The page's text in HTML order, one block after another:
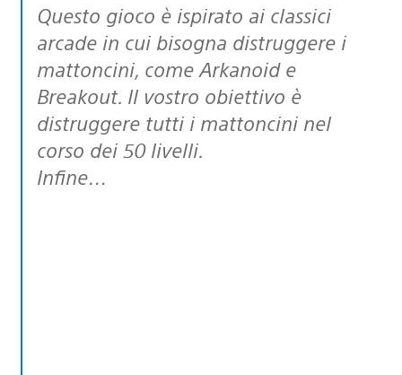
Questo gioco è ispirato ai classici
arcade in cui bisogna distruggere i
mattoncini, come Arkanoid e
Breakout. Il vostro obiettivo è
distruggere tutti i mattoncini nel
corso dei 50 livelli.
Infine…